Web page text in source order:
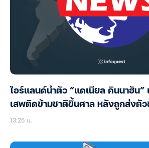
ไอร์แลนด์นำตัว “แดเนียล คินนาฮัน”
เสพติดข้ามชาติขึ้นศาล หลังถูกส่งตัว
13:25 น.